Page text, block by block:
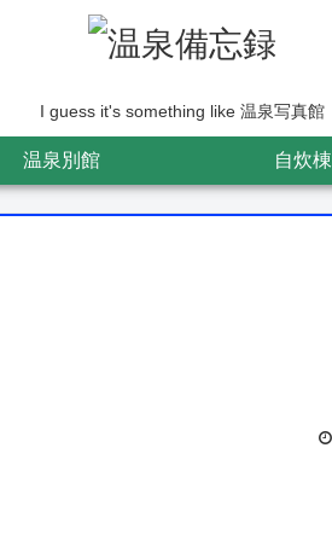
I guess it's something like 温泉写真館
温泉別館 自炊棟